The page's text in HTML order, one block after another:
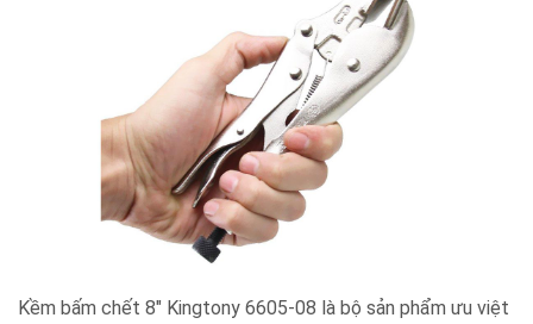
Kềm bấm chết 8″ Kingtony 6605-08 là bộ sản phẩm ưu việt